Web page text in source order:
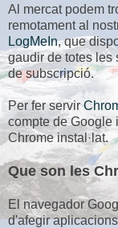
Al mercat podem
remotament al
LogMeIn, que
gaudir de totes les
de subscripció.
Per fer servir
compte de Google
Chrome instal·lat.
Que son les
El navegador
d'afegir